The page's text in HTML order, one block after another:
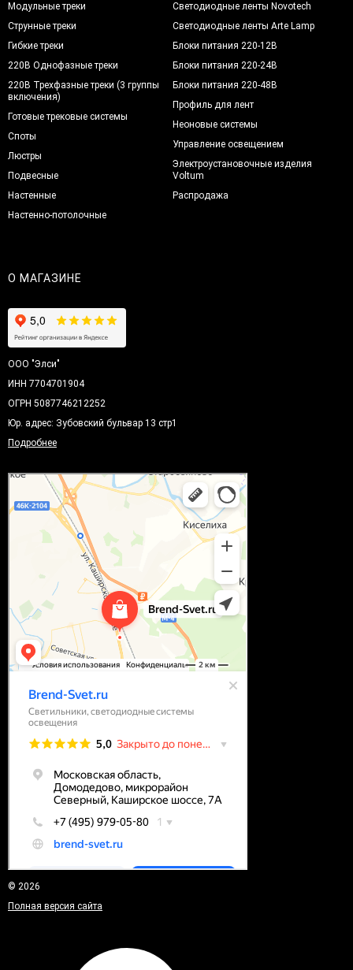
Модульные треки
Струнные треки
Гибкие треки
220В Однофазные треки
220В Трехфазные треки (3 группы
включения)
Готовые трековые системы
Споты
Люстры
Подвесные
Настенные
Настенно-потолочные
Светодиодные ленты Novotech
Светодиодные ленты Arte Lamp
Блоки питания 220-12В
Блоки питания 220-24В
Блоки питания 220-48В
Профиль для лент
Неоновые системы
Управление освещением
Электроустановочные изделия
Voltum
Распродажа
О МАГАЗИНЕ
ООО "Элси"
ИНН 7704701904
ОГРН 5087746212252
Юр. адрес: Зубовский бульвар 13 стр1
Подробнее
© 2026
Полная версия сайта